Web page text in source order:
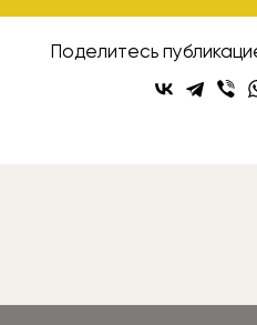
Поделитесь